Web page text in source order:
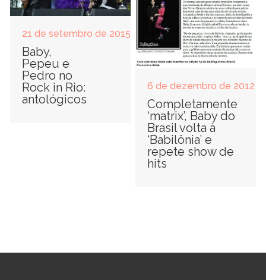
21 de setembro de 2015
Baby,
Pepeu e
Pedro no
Rock in Rio:
antológicos
6 de dezembro de 2012
Completamente
‘matrix’, Baby do
Brasil volta à
‘Babilônia’ e
repete show de
hits